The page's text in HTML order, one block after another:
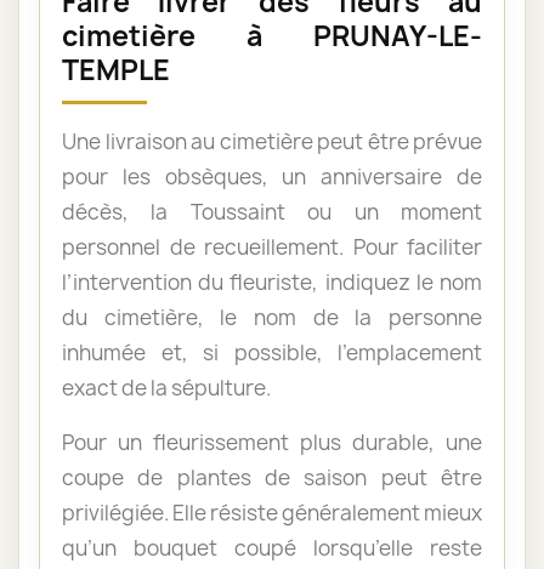
cimetière à PRUNAY-LE-
TEMPLE
Une livraison au cimetière peut être prévue
pour les obsèques, un anniversaire de
décès, la Toussaint ou un moment
personnel de recueillement. Pour faciliter
l’intervention du fleuriste, indiquez le nom
du cimetière, le nom de la personne
inhumée et, si possible, l’emplacement
exact de la sépulture.
Pour un fleurissement plus durable, une
coupe de plantes de saison peut être
privilégiée. Elle résiste généralement mieux
qu’un bouquet coupé lorsqu’elle reste